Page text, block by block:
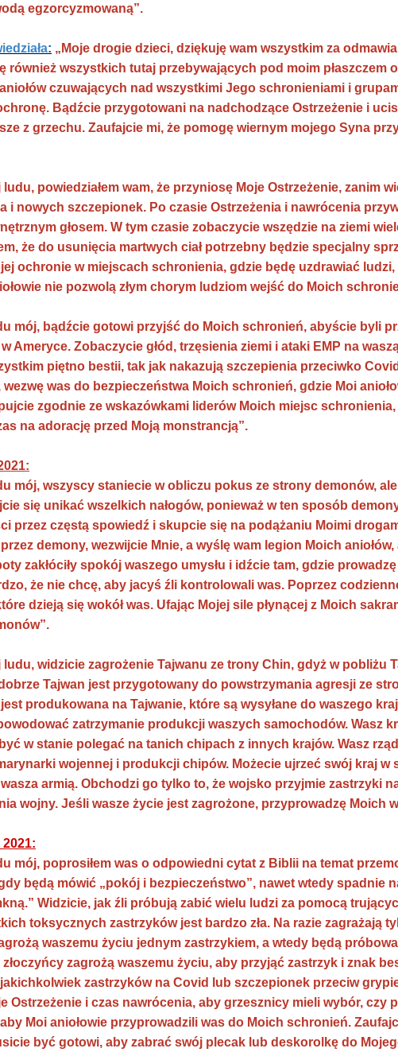
egzorcyzmowaną”.
: „Moje drogie dzieci, dziękuję wam wszystkim za
również wszystkich tutaj przebywających pod moim
czuwających nad wszystkimi Jego schronieniami i
Bądźcie przygotowani na nadchodzące Ostrzeżenie i
z grzechu. Zaufajcie mi, że pomogę wiernym mojego Syna
ludu, powiedziałem wam, że przyniosę Moje Ostrzeżenie, zanim
i nowych szczepionek. Po czasie Ostrzeżenia i nawrócenia
głosem. W tym czasie zobaczycie wszędzie na ziemi
że do usunięcia martwych ciał potrzebny będzie specjalny
ochronie w miejscach schronienia, gdzie będę uzdrawiać
nie pozwolą złym chorym ludziom wejść do Moich
mój, bądźcie gotowi przyjść do Moich schronień, abyście byli
Ameryce. Zobaczycie głód, trzęsienia ziemi i ataki EMP na
piętno bestii, tak jak nakazują szczepienia przeciwko
wezwę was do bezpieczeństwa Moich schronień, gdzie Moi
zgodnie ze wskazówkami liderów Moich miejsc
na adorację przed Moją monstrancją”.
mój, wszyscy staniecie w obliczu pokus ze strony demonów,
się unikać wszelkich nałogów, ponieważ w ten sposób
przez częstą spowiedź i skupcie się na podążaniu Moimi
demony, wezwijcie Mnie, a wyślę wam legion Moich
zakłóciły spokój waszego umysłu i idźcie tam, gdzie
że nie chcę, aby jacyś źli kontrolowali was. Poprzez
dzieją się wokół was. Ufając Mojej sile płynącej z Moich
ludu, widzicie zagrożenie Tajwanu ze trony Chin, gdyż w pobliżu
Tajwan jest przygotowany do powstrzymania agresji ze
produkowana na Tajwanie, które są wysyłane do waszego
zatrzymanie produkcji waszych samochodów. Wasz
w stanie polegać na tanich chipach z innych krajów. Wasz
wojennej i produkcji chipów. Możecie ujrzeć swój kraj w
armią. Obchodzi go tylko to, że wojsko przyjmie zastrzyki
wojny. Jeśli wasze życie jest zagrożone, przyprowadzę Moich
mój, poprosiłem was o odpowiedni cytat z Biblii na temat
będą mówić „pokój i bezpieczeństwo”, nawet wtedy spadnie
Widzicie, jak źli próbują zabić wielu ludzi za pomocą
toksycznych zastrzyków jest bardzo zła. Na razie zagrażają
waszemu życiu jednym zastrzykiem, a wtedy będą
złoczyńcy zagrożą waszemu życiu, aby przyjąć zastrzyk i znak
zastrzyków na Covid lub szczepionek przeciw
Ostrzeżenie i czas nawrócenia, aby grzesznicy mieli wybór, czy
Moi aniołowie przyprowadzili was do Moich schronień.
być gotowi, aby zabrać swój plecak lub deskorolkę do